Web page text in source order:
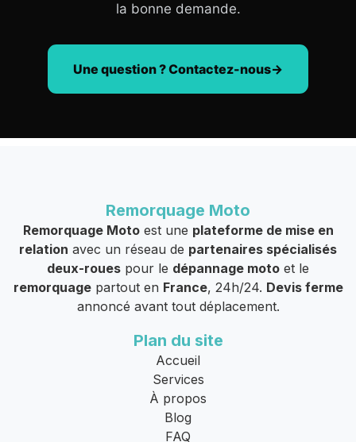
la bonne demande.
Une question ? Contactez-nous
Remorquage Moto
Remorquage Motoest une plateforme de mise en
relation avec un réseau de partenaires spécialisés
deux-roues pour le dépannage moto et le
remorquagepartout en France, 24h/24. Devis ferme
annoncé avant tout déplacement.
Plan du site
Accueil
Services
À propos
Blog
FAQ